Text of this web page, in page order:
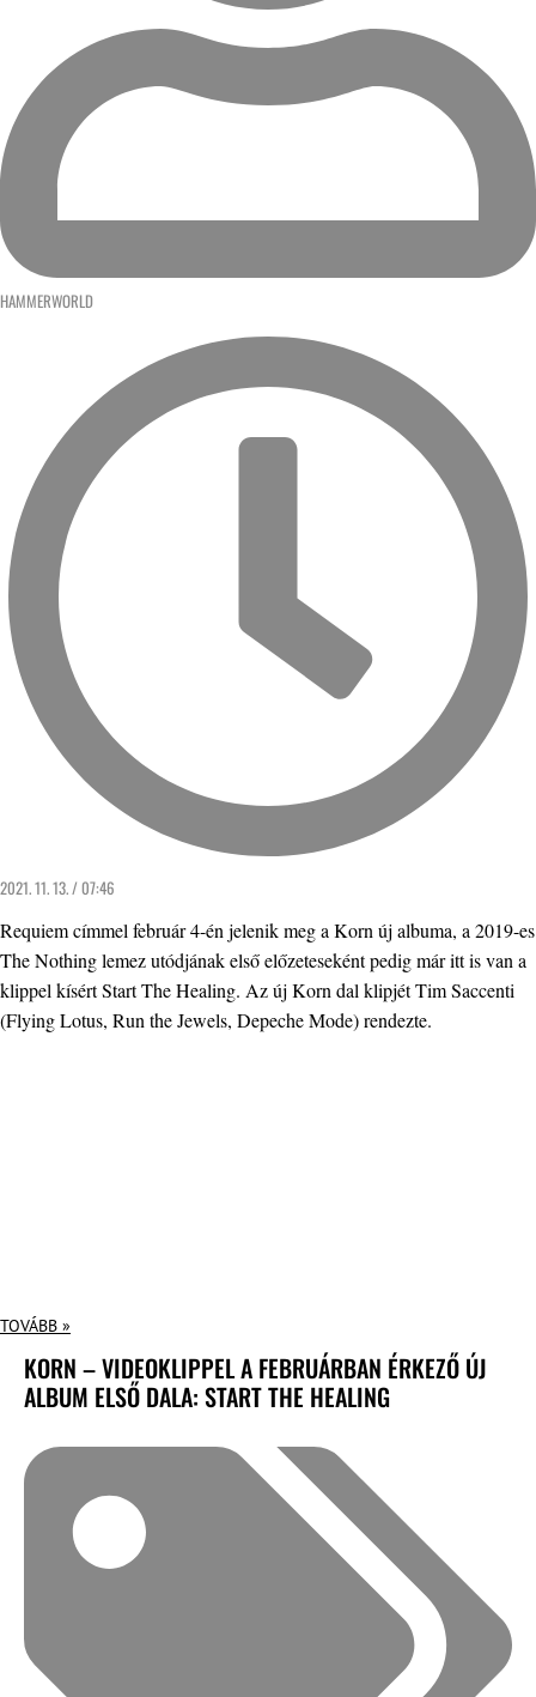
HAMMERWORLD
2021. 11. 13. / 07:46
Requiem címmel február 4-én jelenik meg a Korn új albuma, a 2019-es
The Nothing lemez utódjának első előzeteseként pedig már itt is van a
klippel kísért Start The Healing. Az új Korn dal klipjét Tim Saccenti
(Flying Lotus, Run the Jewels, Depeche Mode) rendezte.
TOVÁBB »
KORN – VIDEOKLIPPEL A FEBRUÁRBAN ÉRKEZŐ ÚJ
ALBUM ELSŐ DALA: START THE HEALING